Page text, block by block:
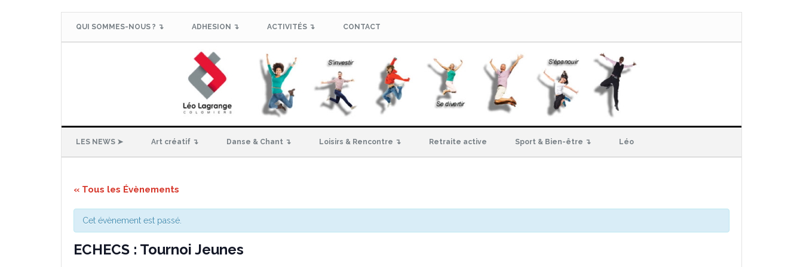
QUI SOMMES-NOUS ? ↴ ADHESION ↴ ACTIVITÉS ↴ CONTACT
LES NEWS ➤ Art créatif ↴ Danse & Chant ↴ Loisirs & Rencontre ↴ Retraite active Sport & Bien-être ↴ Léo
« Tous les Évènements
Cet évènement est passé.
ECHECS : Tournoi Jeunes